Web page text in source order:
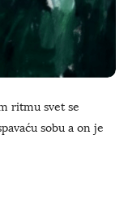
ritmu svet se
sobu a on je